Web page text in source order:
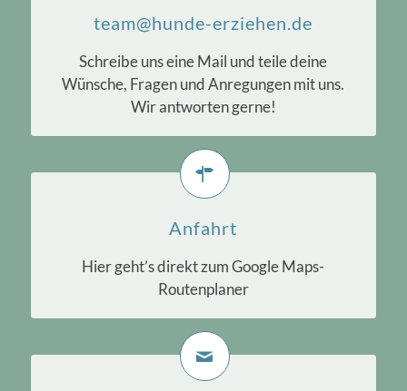
team@hunde-erziehen.de
Schreibe uns eine Mail und teile deine
Wünsche, Fragen und Anregungen mit uns.
Wir antworten gerne!
Anfahrt
Hier geht’s direkt zum Google Maps-
Routenplaner